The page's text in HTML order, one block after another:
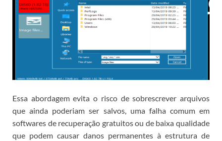
Essa abordagem evita o risco de sobrescrever arquivos
que ainda poderiam ser salvos, uma falha comum em
softwares de recuperação gratuitos ou de baixa qualidade
que podem causar danos permanentes à estrutura de